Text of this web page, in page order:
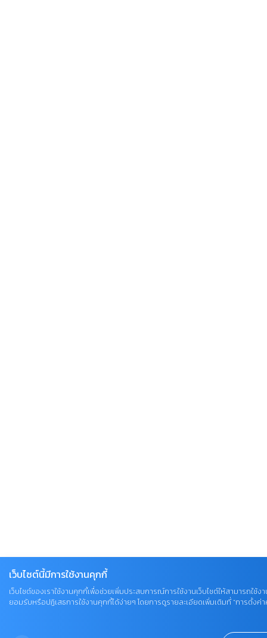
เว็บไซต์นี้มีการใช้งานคุกกี้
เว็บไซต์ของเราใช้งานคุกกี้เพื่อช่วยเพิ่มประสบการณ์การใช้งานเว็บไซต์ให้สามารถใ
ยอมรับหรือปฏิเสธการใช้งานคุกกี้ได้ง่ายๆ โดยการดูรายละเอียดเพิ่มเติมที่ “การตั้งค่